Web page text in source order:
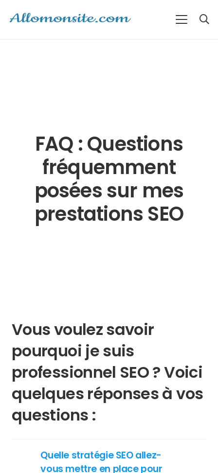
FAQ : Questions
fréquemment
posées sur mes
prestations SEO
Vous voulez savoir
pourquoi je suis
professionnel SEO ? Voici
quelques réponses à vos
questions :
Quelle stratégie SEO allez-
vous mettre en place pour